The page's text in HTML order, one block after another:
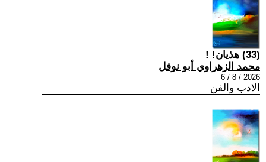
(33) هذيان! !
محمد الزهراوي أبو نوفل
2026 / 8 / 6
الادب والفن